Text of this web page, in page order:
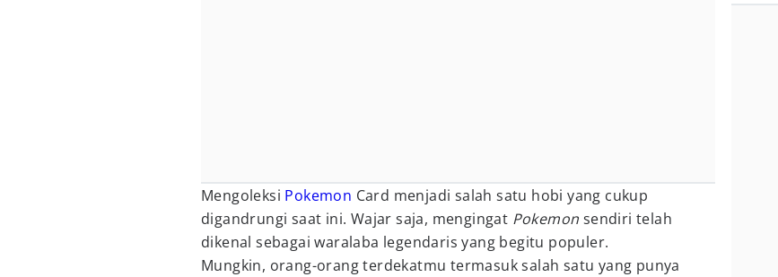
Mengoleksi Pokemon Card menjadi salah satu hobi yang cukup
digandrungi saat ini. Wajar saja, mengingat Pokemon sendiri telah
dikenal sebagai waralaba legendaris yang begitu populer.
Mungkin, orang-orang terdekatmu termasuk salah satu yang punya